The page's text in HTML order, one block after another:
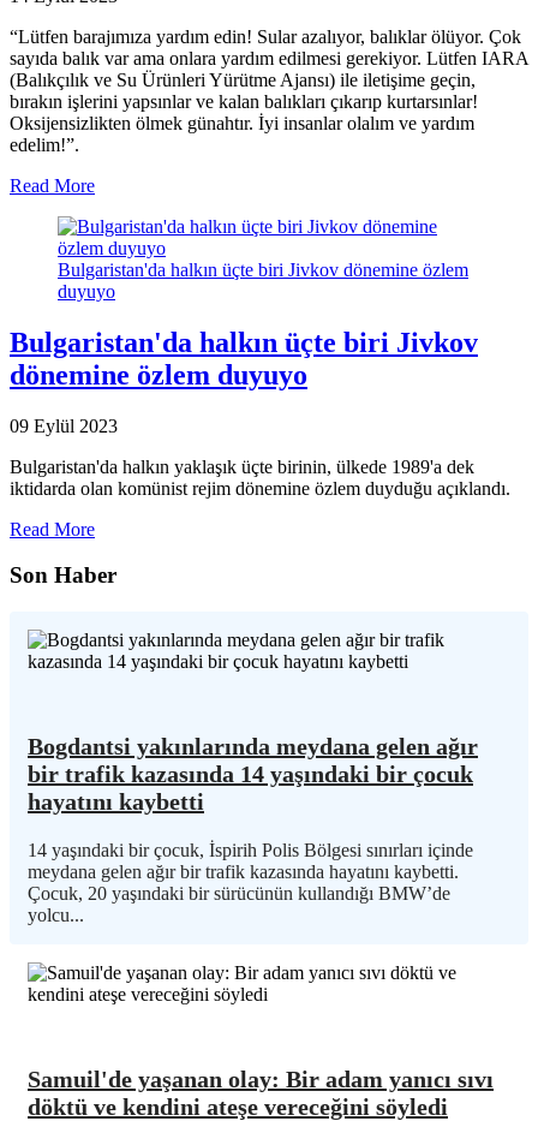
“Lütfen barajımıza yardım edin! Sular azalıyor, balıklar ölüyor. Çok
sayıda balık var ama onlara yardım edilmesi gerekiyor. Lütfen IARA
(Balıkçılık ve Su Ürünleri Yürütme Ajansı) ile iletişime geçin,
bırakın işlerini yapsınlar ve kalan balıkları çıkarıp kurtarsınlar!
Oksijensizlikten ölmek günahtır. İyi insanlar olalım ve yardım
edelim!”.
Read More
Bulgaristan'da halkın üçte biri Jivkov dönemine özlem
duyuyo
Bulgaristan'da halkın üçte biri Jivkov
dönemine özlem duyuyo
09 Eylül 2023
Bulgaristan'da halkın yaklaşık üçte birinin, ülkede 1989'a dek
iktidarda olan komünist rejim dönemine özlem duyduğu açıklandı.
Read More
Son Haber
Bogdantsi yakınlarında meydana gelen ağır
bir trafik kazasında 14 yaşındaki bir çocuk
hayatını kaybetti
14 yaşındaki bir çocuk, İspirih Polis Bölgesi sınırları içinde
meydana gelen ağır bir trafik kazasında hayatını kaybetti.
Çocuk, 20 yaşındaki bir sürücünün kullandığı BMW’de
yolcu...
Samuil'de yaşanan olay: Bir adam yanıcı sıvı
döktü ve kendini ateşe vereceğini söyledi